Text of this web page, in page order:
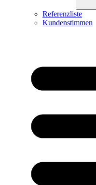
Referenzliste
Kundenstimmen